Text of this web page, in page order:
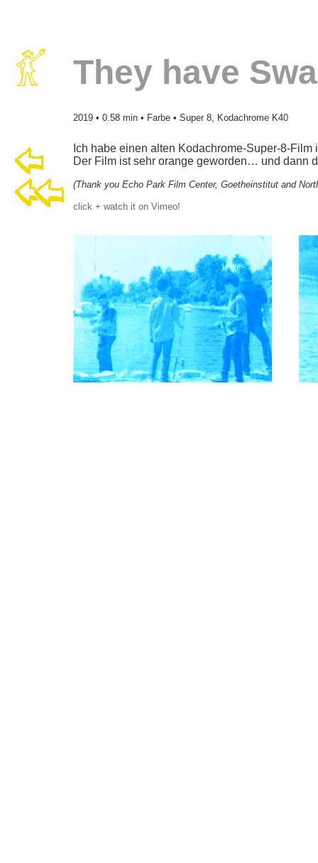
They have
2019 • 0.58 min • Farbe • Super 8, Kodachrome K40
Ich habe einen alten Kodachrome-Super-8-
Der Film ist sehr orange geworden… und dann
(Thank you Echo Park Film Center, Goetheinstitut and
click + watch it on Vimeo!